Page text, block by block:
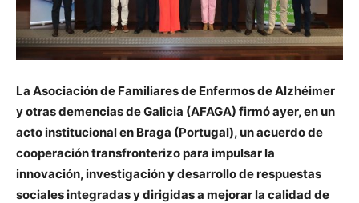
La Asociación de Familiares de Enfermos de Alzhéimer
y otras demencias de Galicia (AFAGA) firmó ayer, en un
acto institucional en Braga (Portugal), un acuerdo de
cooperación transfronterizo para impulsar la
innovación, investigación y desarrollo de respuestas
sociales integradas y dirigidas a mejorar la calidad de